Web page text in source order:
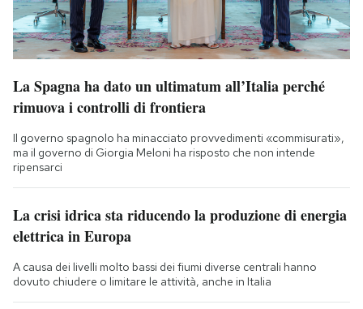
La Spagna ha dato un ultimatum all’Italia perché
rimuova i controlli di frontiera
Il governo spagnolo ha minacciato provvedimenti «commisurati»,
ma il governo di Giorgia Meloni ha risposto che non intende
ripensarci
La crisi idrica sta riducendo la produzione di energia
elettrica in Europa
A causa dei livelli molto bassi dei fiumi diverse centrali hanno
dovuto chiudere o limitare le attività, anche in Italia